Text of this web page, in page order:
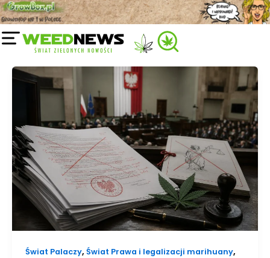
Przejdź
do
treści
Świat Palaczy, Świat Prawa i legalizacji marihuany,